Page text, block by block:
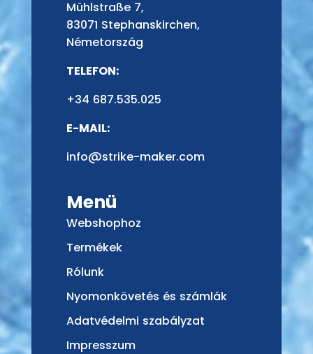
Mühlstraße 7,
83071 Stephanskirchen,
Németország
TELEFON:
+34 687.535.025
E-MAIL:
info@strike-maker.com
Menü
Webshophoz
Termékek
Rólunk
Nyomonkövetés és számlák
Adatvédelmi szabályzat
Impresszum